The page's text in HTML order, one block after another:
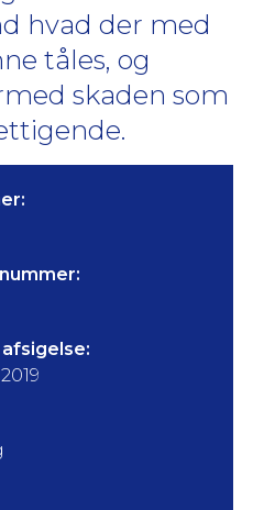
hvad der med
tåles, og
skaden som